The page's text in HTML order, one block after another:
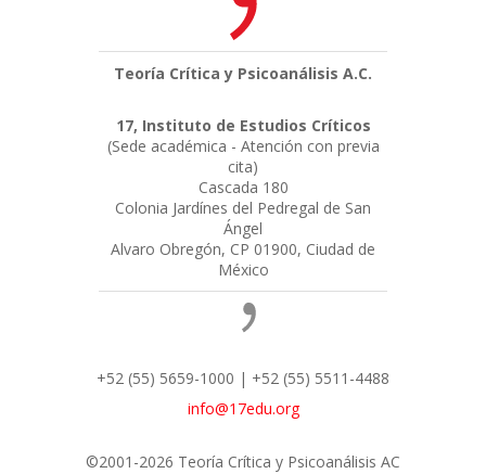
Teoría Crítica y Psicoanálisis A.C.
17, Instituto de Estudios Críticos
(Sede académica - Atención con previa
cita)
Cascada 180
Colonia Jardínes del Pedregal de San
Ángel
Alvaro Obregón, CP 01900, Ciudad de
México
+52 (55) 5659-1000 | +52 (55) 5511-4488
info@17edu.org
©2001-2026 Teoría Crítica y Psicoanálisis AC